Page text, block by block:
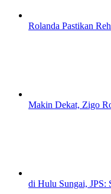
Rolanda Pastikan
Makin Dekat, Zigo
di Hulu Sungai,